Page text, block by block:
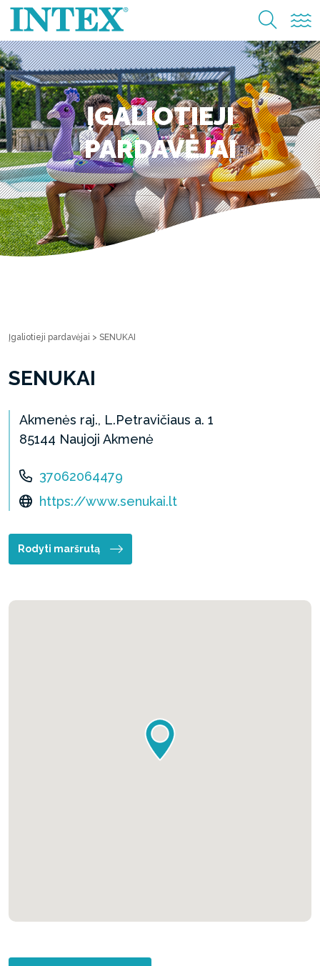
ĮGALIOTIEJI
PARDAVĖJAI
Įgaliotieji pardavėjai > SENUKAI
SENUKAI
Akmenės raj., L.Petravičiaus a. 1
85144 Naujoji Akmenė
37062064479
https://www.senukai.lt
Rodyti maršrutą